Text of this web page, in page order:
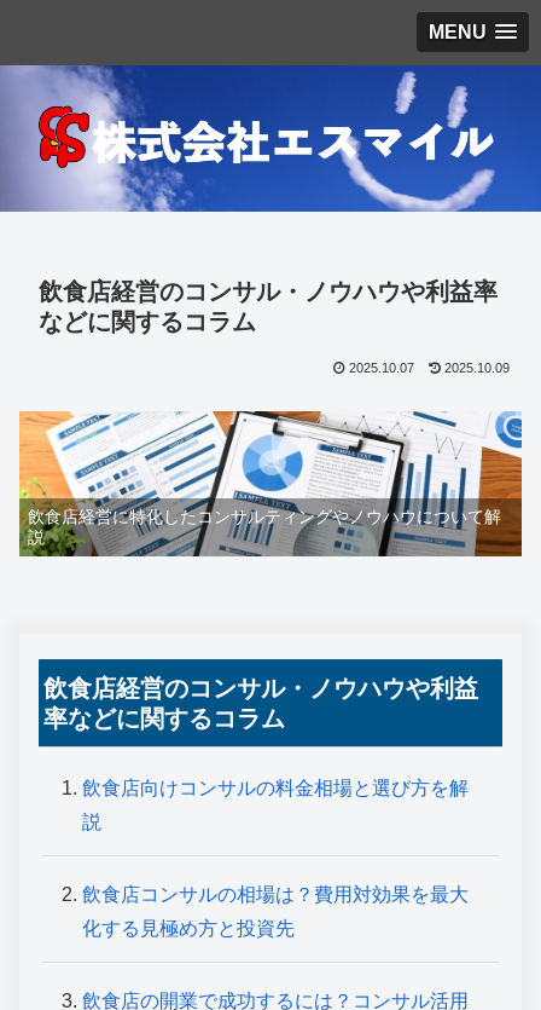
MENU
飲食店経営のコンサル・ノウハウや利益率
などに関するコラム
2025.10.07 2025.10.09
飲食店経営に特化したコンサルティングやノウハウについて解
説
飲食店経営のコンサル・ノウハウや利益
率などに関するコラム
飲食店向けコンサルの料金相場と選び方を解
説
飲食店コンサルの相場は？費用対効果を最大
化する見極め方と投資先
飲食店の開業で成功するには？コンサル活用